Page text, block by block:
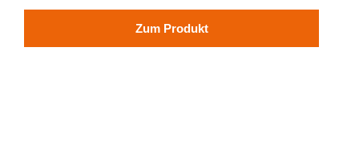
Zum Produkt